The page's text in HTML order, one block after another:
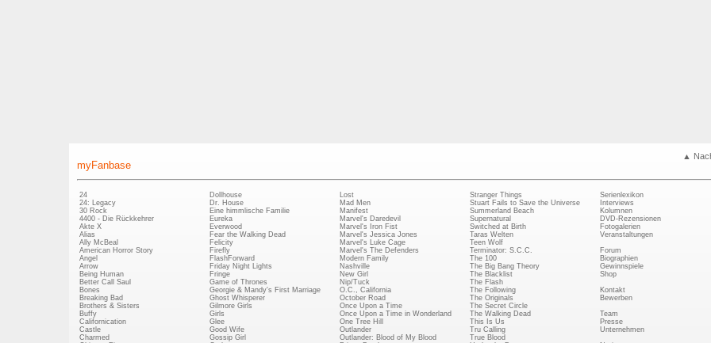
▲
myFanbase
24
24: Legacy
30 Rock
4400 - Die Rückkehrer
Akte X
Alias
Ally McBeal
American Horror Story
Angel
Arrow
Being Human
Better Call Saul
Bones
Breaking Bad
Brothers & Sisters
Buffy
Californication
Castle
Charmed
Dollhouse
Dr. House
Eine himmlische Familie
Eureka
Everwood
Fear the Walking Dead
Felicity
Firefly
FlashForward
Friday Night Lights
Fringe
Game of Thrones
Georgie & Mandy's First Marriage
Ghost Whisperer
Gilmore Girls
Girls
Glee
Good Wife
Gossip Girl
Lost
Mad Men
Manifest
Marvel's Daredevil
Marvel's Iron Fist
Marvel's Jessica Jones
Marvel's Luke Cage
Marvel's The Defenders
Modern Family
Nashville
New Girl
Nip/Tuck
O.C., California
October Road
Once Upon a Time
Once Upon a Time in Wonderland
One Tree Hill
Outlander
Outlander: Blood of My Blood
Stranger Things
Stuart Fails to Save the Universe
Summerland Beach
Supernatural
Switched at Birth
Taras Welten
Teen Wolf
Terminator: S.C.C.
The 100
The Big Bang Theory
The Blacklist
The Flash
The Following
The Originals
The Secret Circle
The Walking Dead
This Is Us
Tru Calling
True Blood
Serienlexikon
Interviews
Kolumnen
DVD-Rezensionen
Fotogalerien
Veranstaltungen
Forum
Biographien
Gewinnspiele
Shop
Kontakt
Bewerben
Team
Presse
Unternehmen